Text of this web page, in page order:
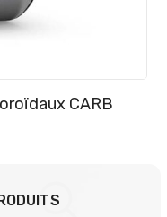
CARB